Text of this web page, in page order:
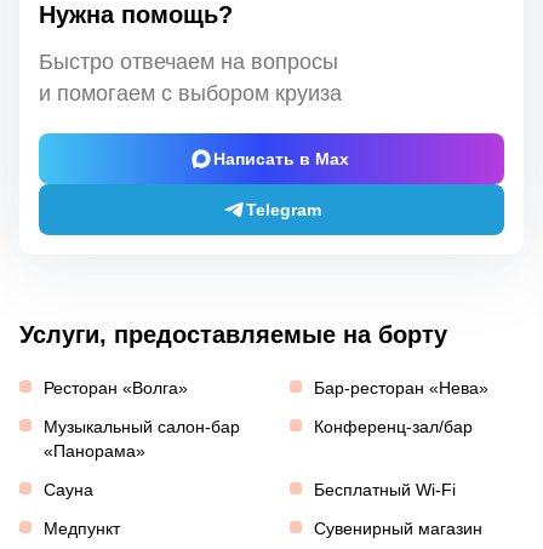
Нужна помощь?
Быстро отвечаем на вопросы
и помогаем с выбором круиза
Написать в Max
Telegram
Услуги, предоставляемые на борту
Ресторан «Волга»
Бар-ресторан «Нева»
Музыкальный салон-бар
«Панорама»
Конференц-зал/бар
Сауна
Бесплатный Wi-Fi
Медпункт
Сувенирный магазин